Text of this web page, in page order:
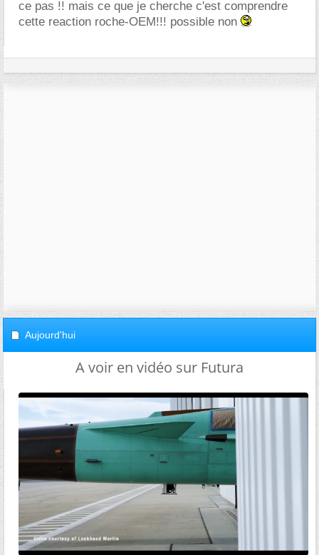
ce pas !! mais ce que je cherche c'est comprendre
cette reaction roche-OEM!!! possible non
Aujourd'hui
A voir en vidéo sur Futura